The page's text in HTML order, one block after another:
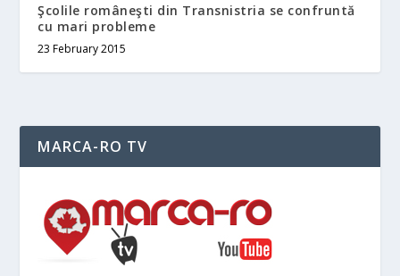
Şcolile româneşti din Transnistria se confruntă
cu mari probleme
23 February 2015
MARCA-RO TV